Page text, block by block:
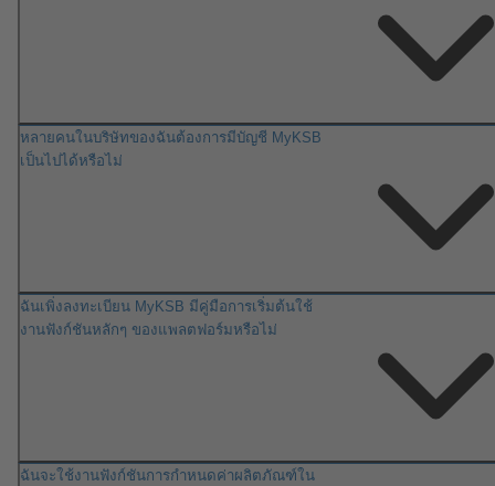
หลายคนในบริษัทของฉันต้องการมีบัญชี MyKSB
เป็นไปได้หรือไม่
ฉันเพิ่งลงทะเบียน MyKSB มีคู่มือการเริ่มต้นใช้
งานฟังก์ชันหลักๆ ของแพลตฟอร์มหรือไม่
ฉันจะใช้งานฟังก์ชันการกำหนดค่าผลิตภัณฑ์ใน